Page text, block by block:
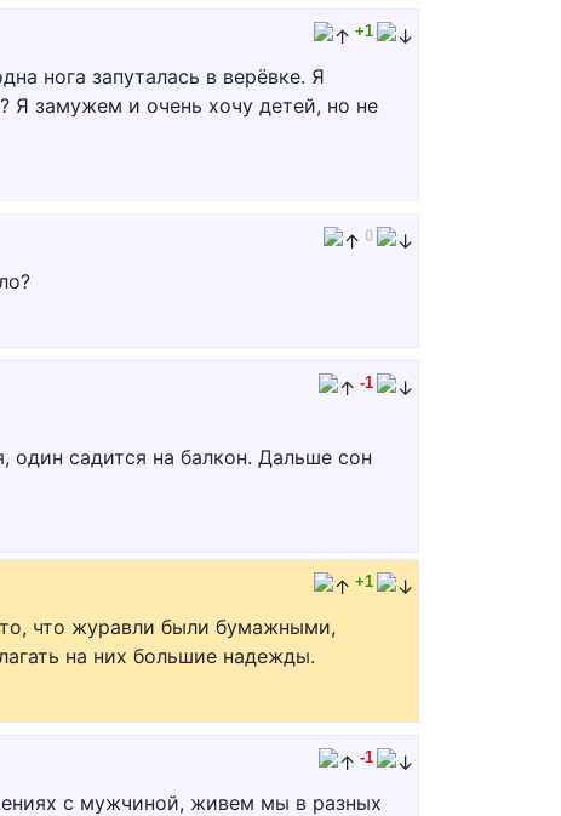
+1
нога запуталась в верёвке. Я
Я замужем и очень хочу детей, но не
0
-1
садится на балкон. Дальше сон
+1
что журавли были бумажными,
на них большие надежды.
-1
с мужчиной, живем мы в разных